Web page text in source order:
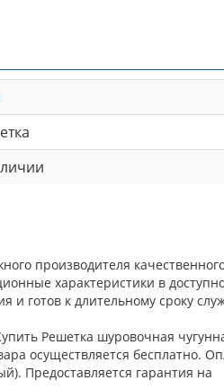
производителя
характеристики в
готов к длительному сроку
Решетка шуровочная
осуществляется бесплатно.
Предоставляется гарантия на